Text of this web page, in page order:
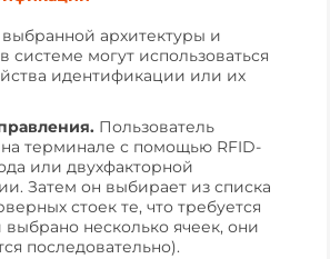
архитектуры и
системе могут использоваться
идентификации или их
Пользователь
на терминале с помощью RFID-
или двухфакторной
Затем он выбирает из списка
стоек те, что требуется
выбрано несколько ячеек, они
последовательно).